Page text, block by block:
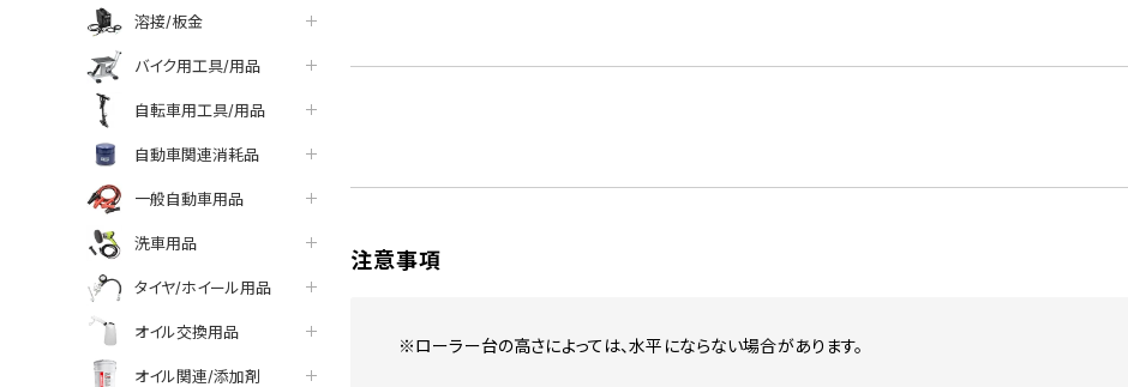
溶接/板金
バイク用工具/用品
自転車用工具/用品
自動車関連消耗品
一般自動車用品
洗車用品
タイヤ/ホイール用品
オイル交換用品
オイル関連/添加剤
注意事項
※ローラー台の高さによっては、水平にならない場合があります。